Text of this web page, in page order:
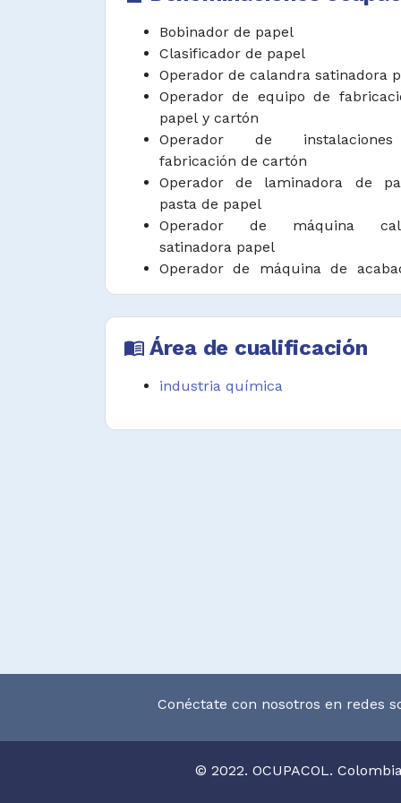
Inspeccionar el papel para
agujeros, vetas, decoloración,
adoptar medidas correctivas
Izar, montar y posicionar las
utilizando aparatos de elevación
para su uso.
Elaborar y mantener reportes de
Desempeñar funciones afines.
Bobinador de papel
Clasificador de papel
Operador de calandra satinadora
Operador de equipo de
papel y cartón
Operador de
fabricación de cartón
Operador de laminadora de
pasta de papel
Operador de máquina
satinadora papel
Operador de máquina de
papel
menu_book Área de cualificación
industria química
Conéctate con nosotros en redes
© 2022. OCUPACOL.